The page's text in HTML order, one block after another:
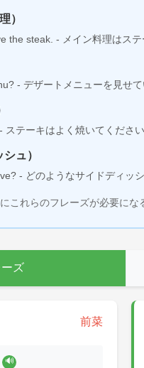
）
the steak. - メイン料理はステ
- デザートメニューを見せて
テーキはよく焼いてください
ュ）
- どのようなサイドディッ
これらのフレーズが必要にな
ズ
前菜
🔊